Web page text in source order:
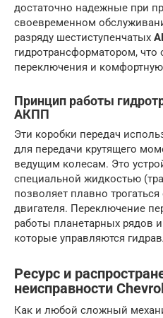
достаточно надежные при
своевременном
разряду шестиступенчатых
гидротрансформатором,
переключения и комфортную
Принцип работы
АКПП
Эти коробки передач
для передачи крутящего
ведущим колесам. Это
специальной жидкостью
позволяет плавно
двигателя. Переключение
работы планетарных рядов
которые управляются
Ресурс и
неисправности
Как и любой сложный